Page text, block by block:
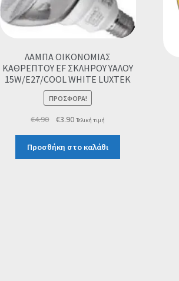
ΛΑΜΠΑ ΟΙΚΟΝΟΜΙΑΣ
ΚΑΘΡΕΠΤΟΥ EF ΣΚΛΗΡΟΥ ΥΑΛΟΥ
15W/E27/COOL WHITE LUXTEK
ΠΡΟΣΦΟΡΆ!
€4.90
Original
was:
€4.90.
€3.90Η
τιμή
είναι:
Τελική τιμή
Προσθήκη στο καλάθι